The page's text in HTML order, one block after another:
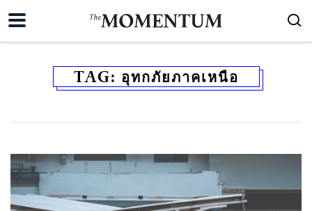
TAG: อุทกภัยภาคเหนือ